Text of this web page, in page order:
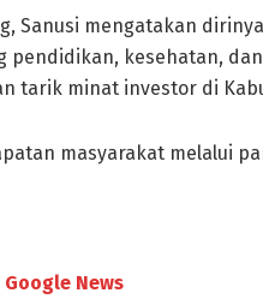
Sanusi mengatakan
kesehatan,
tarik minat investor di
masyarakat melalui
Google News